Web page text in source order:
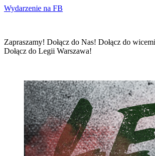
Wydarzenie na FB
Zapraszamy! Dołącz do Nas! Dołącz do
Dołącz do Legii Warszawa!